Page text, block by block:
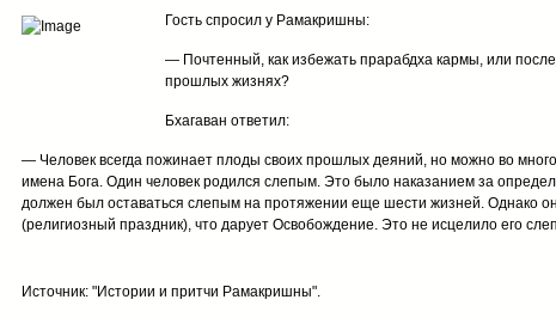
Гость спросил у Рамакришны:
— Почтенный, как избежать прарабдха кармы, или
прошлых жизнях?
Бхагаван ответил:
— Человек всегда пожинает плоды своих прошлых деяний, но можно во
имена Бога. Один человек родился слепым. Это было наказанием за
должен был оставаться слепым на протяжении еще шести жизней. Однако
(религиозный праздник), что дарует Освобождение. Это не исцелило его
Источник: "Истории и притчи Рамакришны".